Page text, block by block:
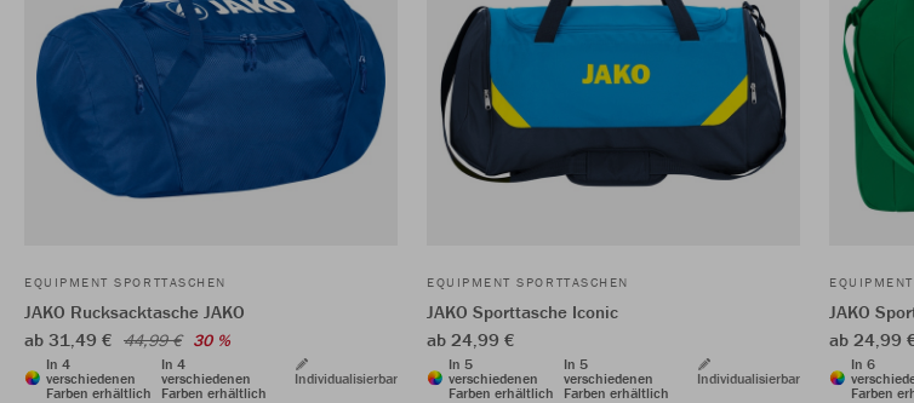
EQUIPMENT SPORTTASCHEN
JAKO Rucksacktasche JAKO
ab 31,49 € 44,99 € 30 %
In 4
verschiedenen
Farben erhältlich
In 4
verschiedenen
Farben erhältlich
Individualisierbar
EQUIPMENT SPORTTASCHEN
JAKO Sporttasche Iconic
ab 24,99 €
In 5
verschiedenen
Farben erhältlich
In 5
verschiedenen
Farben erhältlich
Individualisierbar
JAKO
ab 24,99
In 6
Farben